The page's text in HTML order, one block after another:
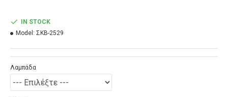
IN STOCK
Model: ΣΚΒ-2529
Λαμπάδα